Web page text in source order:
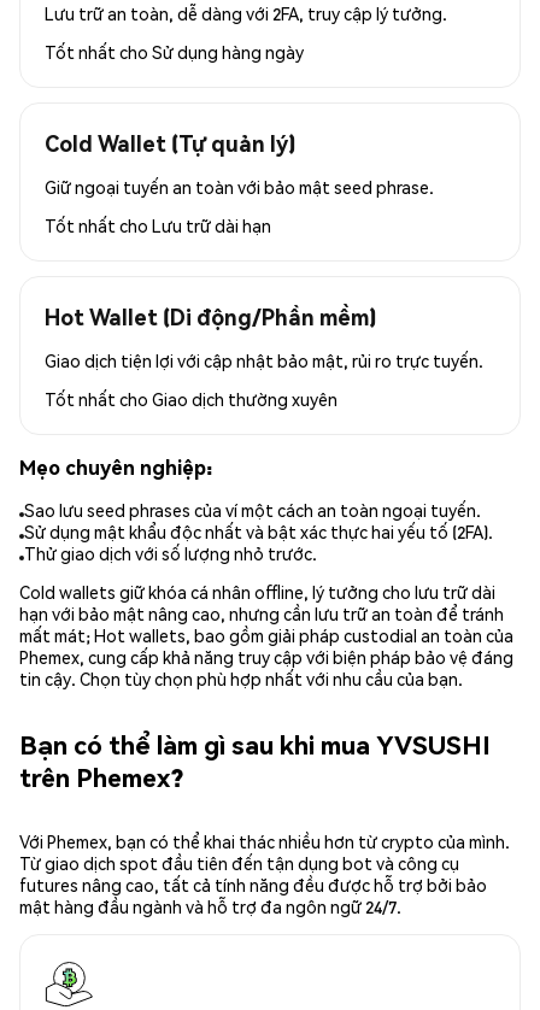
Lưu trữ an toàn, dễ dàng với 2FA, truy cập lý tưởng.
Tốt nhất cho Sử dụng hàng ngày
Cold Wallet (Tự quản lý)
Giữ ngoại tuyến an toàn với bảo mật seed phrase.
Tốt nhất cho Lưu trữ dài hạn
Hot Wallet (Di động/Phần mềm)
Giao dịch tiện lợi với cập nhật bảo mật, rủi ro trực tuyến.
Tốt nhất cho Giao dịch thường xuyên
Mẹo chuyên nghiệp:
Sao lưu seed phrases của ví một cách an toàn ngoại tuyến.
Sử dụng mật khẩu độc nhất và bật xác thực hai yếu tố (2FA).
Thử giao dịch với số lượng nhỏ trước.
Cold wallets giữ khóa cá nhân offline, lý tưởng cho lưu trữ dài
hạn với bảo mật nâng cao, nhưng cần lưu trữ an toàn để tránh
mất mát; Hot wallets, bao gồm giải pháp custodial an toàn của
Phemex, cung cấp khả năng truy cập với biện pháp bảo vệ đáng
tin cậy. Chọn tùy chọn phù hợp nhất với nhu cầu của bạn.
Bạn có thể làm gì sau khi mua YVSUSHI
trên Phemex?
Với Phemex, bạn có thể khai thác nhiều hơn từ crypto của mình.
Từ giao dịch spot đầu tiên đến tận dụng bot và công cụ
futures nâng cao, tất cả tính năng đều được hỗ trợ bởi bảo
mật hàng đầu ngành và hỗ trợ đa ngôn ngữ 24/7.